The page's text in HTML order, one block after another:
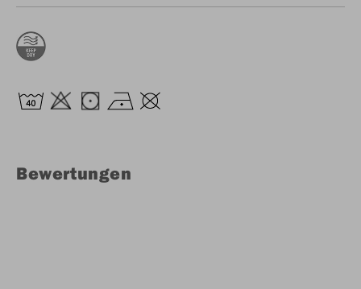
Bewertungen